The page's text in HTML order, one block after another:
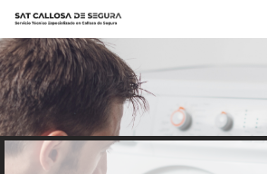
Saltar
al
contenido